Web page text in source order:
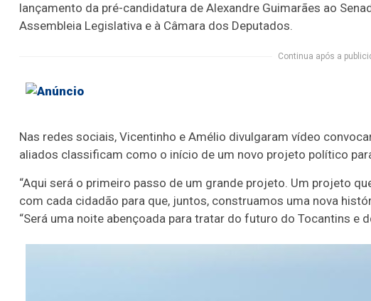
lançamento da pré-candidatura de Alexandre Guimarães ao
Assembleia Legislativa e à Câmara dos Deputados.
Continua após a
Nas redes sociais, Vicentinho e Amélio divulgaram vídeo
aliados classificam como o início de um novo projeto político
“Aqui será o primeiro passo de um grande projeto. Um projeto
com cada cidadão para que, juntos, construamos uma nova
“Será uma noite abençoada para tratar do futuro do Tocantins e